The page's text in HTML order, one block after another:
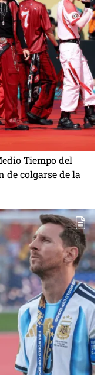
Tiempo del
de colgarse de la